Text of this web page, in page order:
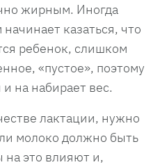
жирным. Иногда
казаться, что
ребенок, слишком
«пустое», поэтому
на набирает вес.
лактации, нужно
молоко должно быть
это влияют и,